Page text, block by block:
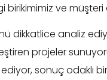
ve müşteri
dikkatlice analiz
projeler
sonuç odaklı